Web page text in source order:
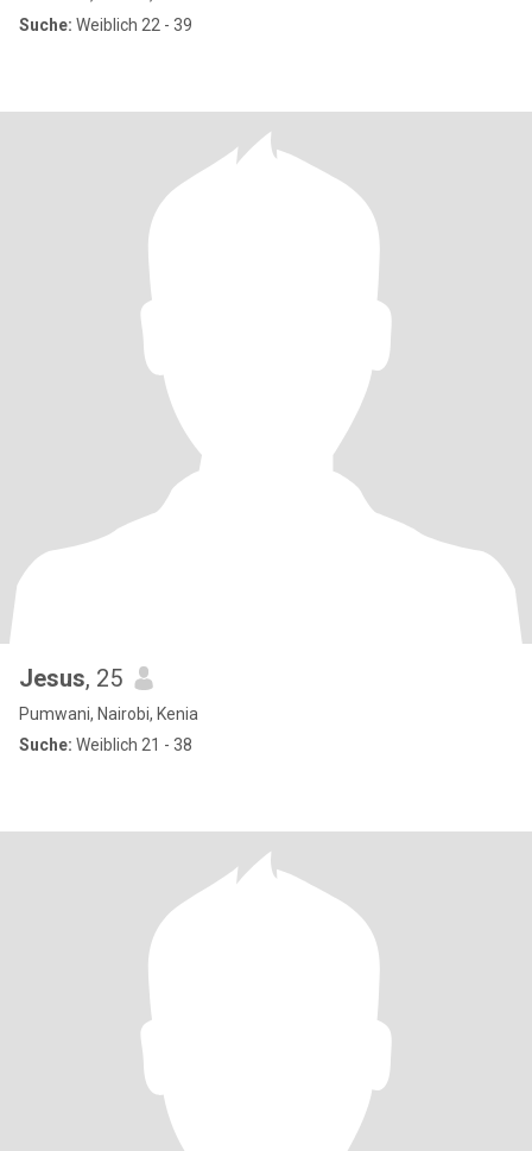
Suche: Weiblich 22 - 39
Jesus, 25
Pumwani, Nairobi, Kenia
Suche: Weiblich 21 - 38